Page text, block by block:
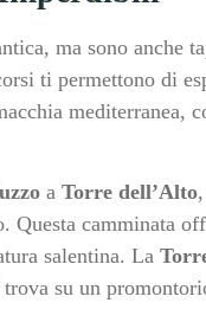
ma sono anche
ti permettono di
mediterranea,
a Torre dell’Alto
camminata
salentina. La
su un